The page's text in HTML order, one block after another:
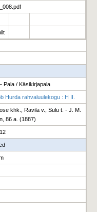
Pala / Käsikirjapala
Hurda rahvaluulekogu : H II.
khk., Ravila v., Sulu t. - J. M.
86 a. (1887)